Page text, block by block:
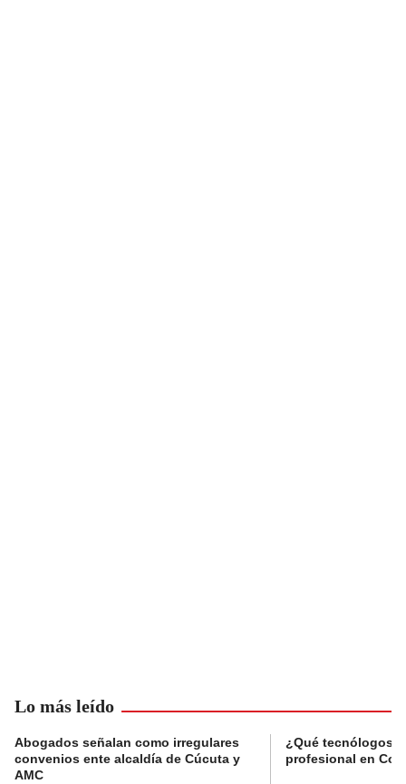
Lo más leído
Abogados señalan como irregulares
convenios ente alcaldía de Cúcuta y
AMC
¿Qué tecnólogos
profesional en